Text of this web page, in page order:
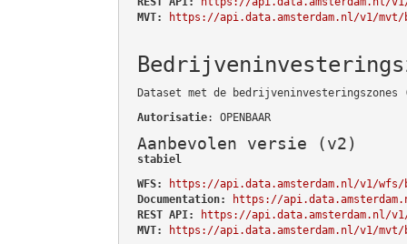
MVT:
https://api.data.amsterdam.nl/v1/mvt/
Dataset met de bedrijveninvesteringszones
Autorisatie: OPENBAAR
Aanbevolen versie (v2)
stabiel
WFS:
https://api.data.amsterdam.nl/v1/wfs/
Documentation:
https://
REST API:
https://api.data.amsterdam.nl/
MVT:
https://api.data.amsterdam.nl/v1/